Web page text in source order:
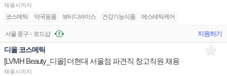
채용시까지
코스메틱 약국용품 뷰티디바이스 건강기능식품 에스테틱케어
서울 중구 > 로드샵 지원하기
디올 코스메틱
[LVMH Beauty_디올] 더현대 서울점 파견직 창고직원 채용
채용시까지